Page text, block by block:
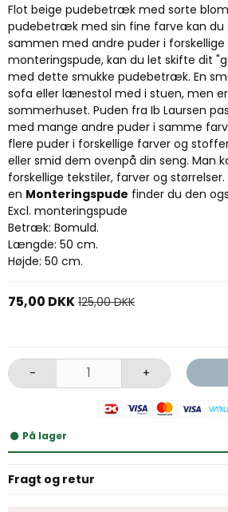
Flot beige pudebetræk med sorte
pudebetræk med sin fine farve kan du
sammen med andre puder i forskellige
monteringspude, kan du let skifte dit
med dette smukke pudebetræk. En
sofa eller lænestol med i stuen, men
sommerhuset. Puden fra Ib Laursen
med mange andre puder i samme
flere puder i forskellige farver og
eller smid dem ovenpå din seng. Man
forskellige tekstiler, farver og
en Monteringspude finder du den
Excl. monteringspude
Betræk: Bomuld.
Længde: 50 cm.
Højde: 50 cm.
75,00 DKK 125,00 DKK
- +
På lager
Fragt og retur